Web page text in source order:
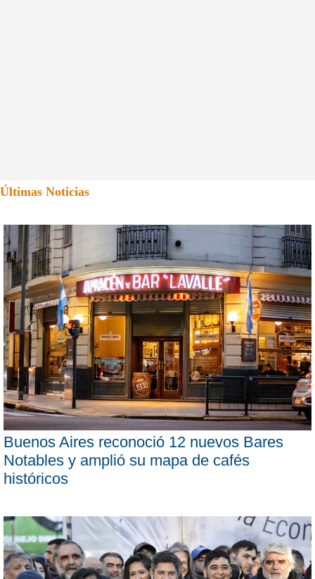
Últimas Noticias
Buenos Aires reconoció 12 nuevos Bares
Notables y amplió su mapa de cafés
históricos